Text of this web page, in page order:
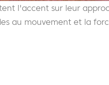
l'accent sur leur
au mouvement et la